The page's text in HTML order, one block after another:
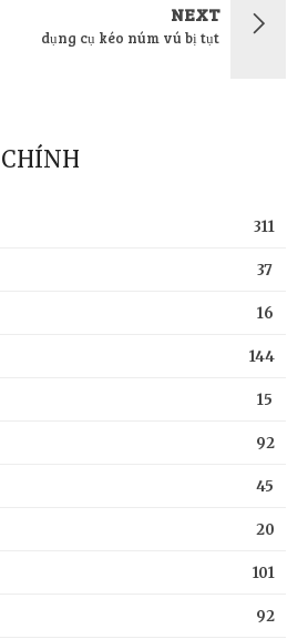
NEXT
dụng cụ kéo núm vú bị tụt
311
37
16
144
15
92
45
20
101
92